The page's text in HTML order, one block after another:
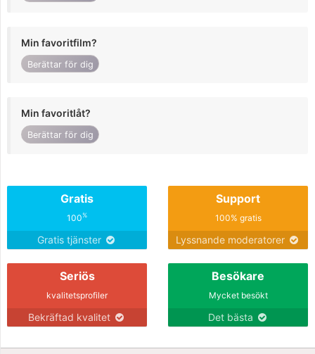
Min favoritfilm?
Berättar för dig
Min favoritlåt?
Berättar för dig
Gratis
100%
Gratis tjänster
Support
100% gratis
Lyssnande moderatorer
Seriös
kvalitetsprofiler
Bekräftad kvalitet
Besökare
Mycket besökt
Det bästa